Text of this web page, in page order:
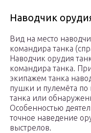
Наводчик
Вид на место
командира танка
Наводчик орудия
командира танка.
экипажем танка
пушки и пулемёта
танка или
Особенностью
точное наведение
выстрелов.